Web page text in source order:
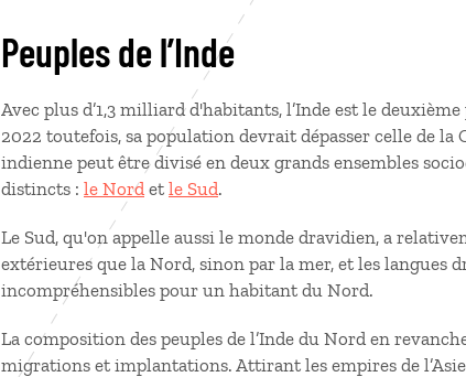
Peuples de l’Inde
Avec plus d’1,3 milliard d'habitants, l’Inde est le
2022 toutefois, sa population devrait dépasser celle de la
indienne peut être divisé en deux grands ensembles
distincts : le Nord et le Sud.
Le Sud, qu'on appelle aussi le monde dravidien, a
extérieures que la Nord, sinon par la mer, et les langues
incompréhensibles pour un habitant du Nord.
La composition des peuples de l’Inde du Nord en
migrations et implantations. Attirant les empires de